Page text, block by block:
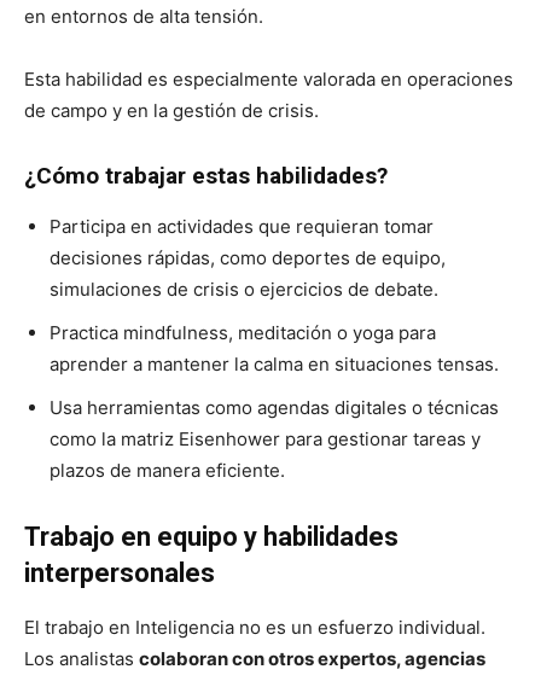
en entornos de alta tensión.
Esta habilidad es especialmente valorada en operaciones
de campo y en la gestión de crisis.
¿Cómo trabajar estas habilidades?
Participa en actividades que requieran tomar
decisiones rápidas, como deportes de equipo,
simulaciones de crisis o ejercicios de debate.
Practica mindfulness, meditación o yoga para
aprender a mantener la calma en situaciones tensas.
Usa herramientas como agendas digitales o técnicas
como la matriz Eisenhower para gestionar tareas y
plazos de manera eficiente.
Trabajo en equipo y habilidades
interpersonales
El trabajo en Inteligencia no es un esfuerzo individual.
Los analistas colaboran con otros expertos, agencias